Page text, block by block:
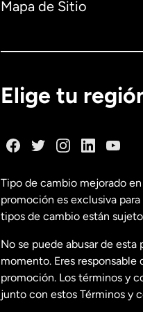
Mapa de Sitio
Elige tu
Tipo de cambio mejorado
promoción es exclusiva
tipos de cambio están
No se puede abusar de
momento. Eres
promoción. Los términos y
junto con estos Términos y